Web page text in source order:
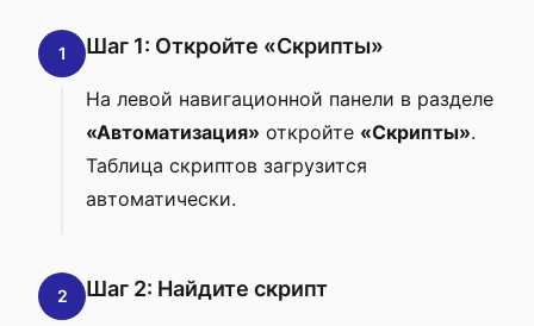
1 Шаг 1: Откройте «Скрипты»
На левой навигационной панели в разделе
«Автоматизация» откройте «Скрипты».
Таблица скриптов загрузится
автоматически.
2 Шаг 2: Найдите скрипт